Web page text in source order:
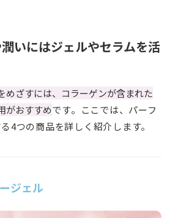
いにはジェルやセラムを活
めざすには、コラーゲンが含まれた
がおすすめです。ここでは、パーフ
4つの商品を詳しく紹介します。
ジェル